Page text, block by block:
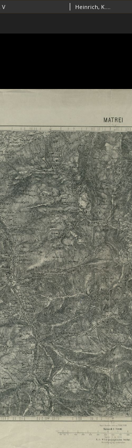
V Heinrich, K. RedaktorVécsey de Vecse Böröllyo-Iságfa, ErnstKaiserlich-Königliches Militär-Geographisches Institut (Wiedeń). Wydawca